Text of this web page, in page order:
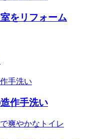
をリフォーム
作手洗い